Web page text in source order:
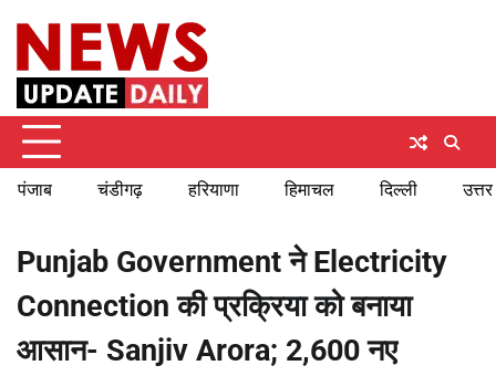
content
पंजाब चंडीगढ़ हरियाणा हिमाचल दिल्ली
Punjab Government ने Electricity
Connection की प्रक्रिया को बनाया
आसान- Sanjiv Arora; 2,600 नए